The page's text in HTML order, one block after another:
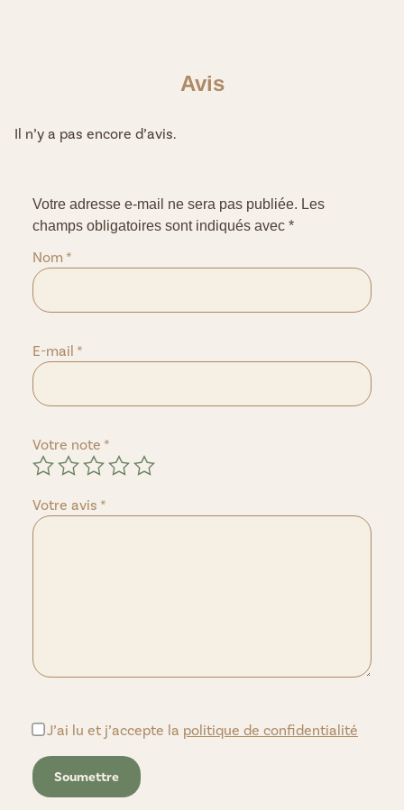
Avis
Il n’y a pas encore d’avis.
Votre adresse e-mail ne sera pas publiée. Les
champs obligatoires sont indiqués avec *
Nom *
E-mail *
Votre note *
Votre avis *
J’ai lu et j’accepte la politique de confidentialité